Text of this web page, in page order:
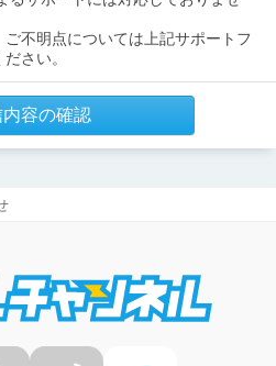
不明点については上記サポートフ
さい。
容の確認